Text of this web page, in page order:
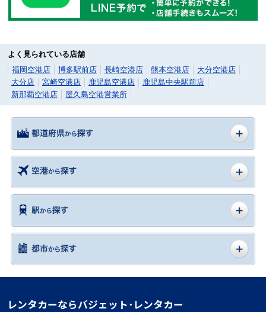
よく見られている店舗
福岡空港店
博多駅前店 長崎空港店 熊本空港店
大分空港店
大分店
宮崎空港店 鹿児島空港店
鹿児島中央駅前店
新那覇空港店
屋久島空港営業所
レンタカーならバジェット･レンタカー